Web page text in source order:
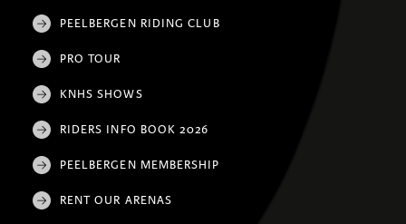
PEELBERGEN RIDING CLUB
PRO TOUR
KNHS SHOWS
RIDERS INFO BOOK 2026
PEELBERGEN MEMBERSHIP
RENT OUR ARENAS